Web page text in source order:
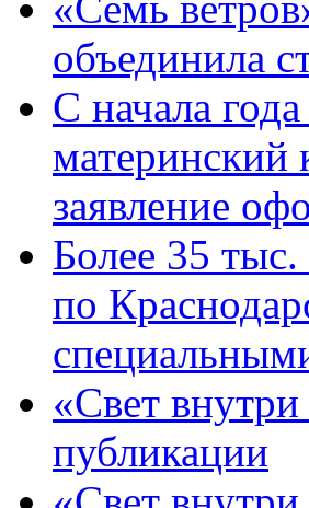
объединила
С начала
материнский
заявление
Более 35
по
«Свет
публикации